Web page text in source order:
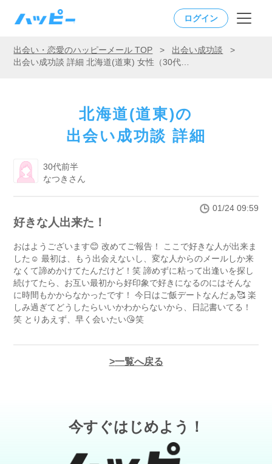
ログイン
出会い・恋愛のハッピーメール TOP > 出会い成功談
>
北海道(道東)の
出会い成功談 詳細
30代前半
なつきさん
01/24 09:59
好きな人出来た！
おはようございます😊 改めてご報告！ ここで好きな人が出来ま
した☺️ 最初は、もう出会えないし、変な人からのメールしか来
なくて諦めかけてたんだけど！笑 諦めずに粘って出逢いを探し
続けてたら、お互い最初から好印象で好きになるのにはそんな
に時間もかからなかったです！ 今日はご飯デートなんだぁ🥰 楽
しみ過ぎてどうしたらいいかわからないから、日記書いてる！
笑 とりあえず、早く会いたい😘笑
一覧へ戻る
今すぐはじめよう！